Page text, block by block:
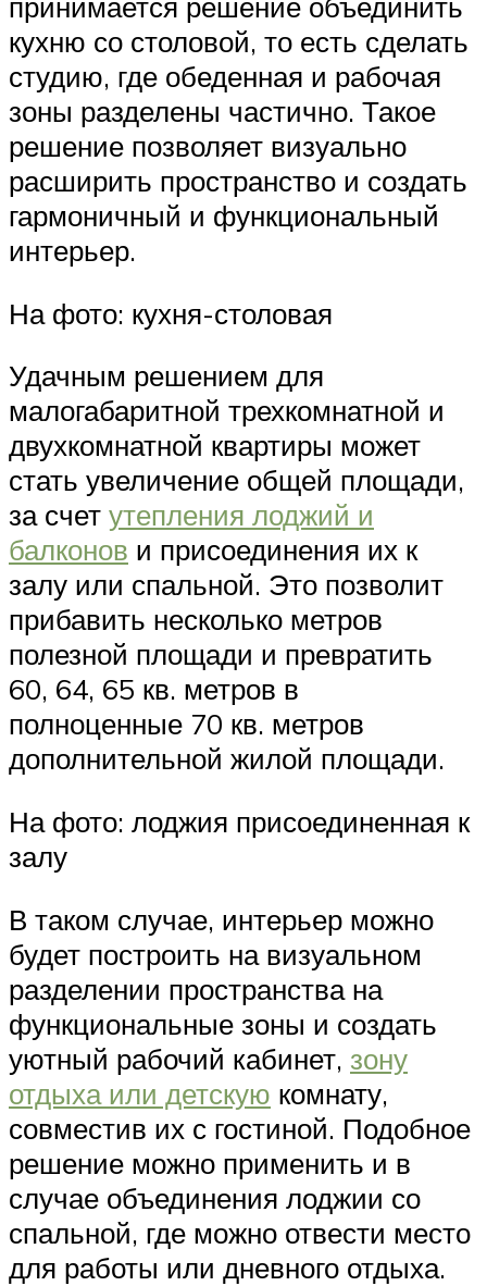
кухню со столовой, то есть сделать
студию, где обеденная и рабочая
зоны разделены частично. Такое
решение позволяет визуально
расширить пространство и создать
гармоничный и функциональный
интерьер.
На фото: кухня-столовая
Удачным решением для
малогабаритной трехкомнатной и
двухкомнатной квартиры может
стать увеличение общей площади,
за счет утепления лоджий и
балконов и присоединения их к
залу или спальной. Это позволит
прибавить несколько метров
полезной площади и превратить
60, 64, 65 кв. метров в
полноценные 70 кв. метров
дополнительной жилой площади.
На фото: лоджия присоединенная к
залу
В таком случае, интерьер можно
будет построить на визуальном
разделении пространства на
функциональные зоны и создать
уютный рабочий кабинет, зону
отдыха или детскую комнату,
совместив их с гостиной. Подобное
решение можно применить и в
случае объединения лоджии со
спальной, где можно отвести место
для работы или дневного отдыха.